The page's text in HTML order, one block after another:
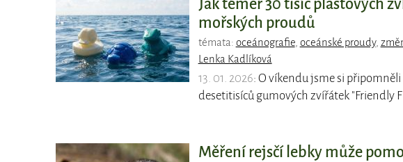
Jak téměř 30 tisíc plastových
mořských proudů
témata: oceánografie, oceánské proudy,
Lenka Kadlíková
13. 01. 2026: O víkendu jsme si
desetitisíců gumových zvířátek "Friendly
Měření rejsčí lebky může